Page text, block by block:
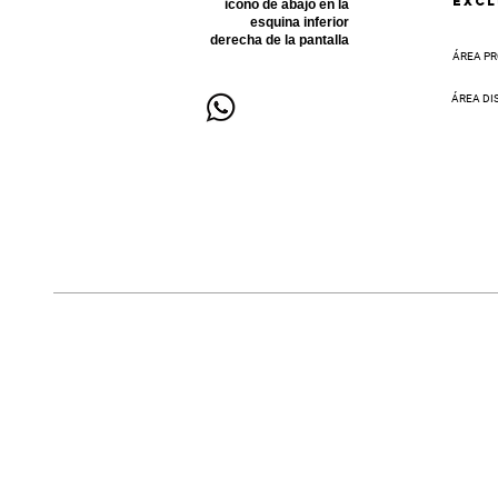
icono de abajo en la
esquina inferior
derecha de la pantalla
ÁREA
ÁREA